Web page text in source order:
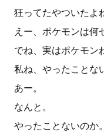
狂ってたやついたよ
えー、ポケモンは何
でね、実はポケモン
私ね、やったことな
あー。
なんと。
やったことないのか。